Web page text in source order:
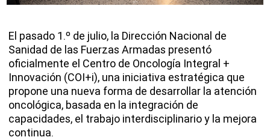
El pasado 1.º de julio, la Dirección Nacional de
Sanidad de las Fuerzas Armadas presentó
oficialmente el Centro de Oncología Integral +
Innovación (COI+i), una iniciativa estratégica que
propone una nueva forma de desarrollar la atención
oncológica, basada en la integración de
capacidades, el trabajo interdisciplinario y la mejora
continua.